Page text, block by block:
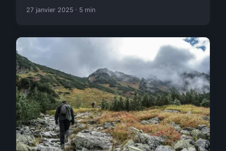
27 janvier 2025 · 5 min